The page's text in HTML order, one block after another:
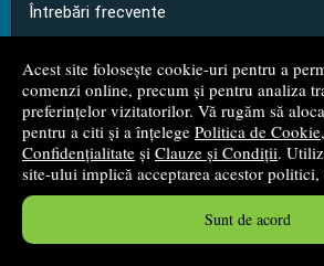
Acest site folosește cookie-uri pentru a
comenzi online, precum și pentru analiza
preferințelor vizitatorilor. Vă rugăm să
pentru a citi și a înțelege Politica de Cookie,
Confidențialitate și Clauze și Condiții.
site-ului implică acceptarea acestor
Sunt de acord
Întrebări frecvente
Magazin
Informații de contact